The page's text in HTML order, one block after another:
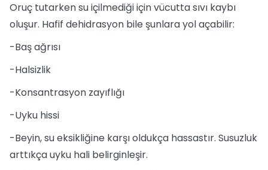
Oruç tutarken su içilmediği için vücutta sıvı kaybı
oluşur. Hafif dehidrasyon bile şunlara yol açabilir:
-Baş ağrısı
-Halsizlik
-Konsantrasyon zayıflığı
-Uyku hissi
-Beyin, su eksikliğine karşı oldukça hassastır. Susuzluk
arttıkça uyku hali belirginleşir.